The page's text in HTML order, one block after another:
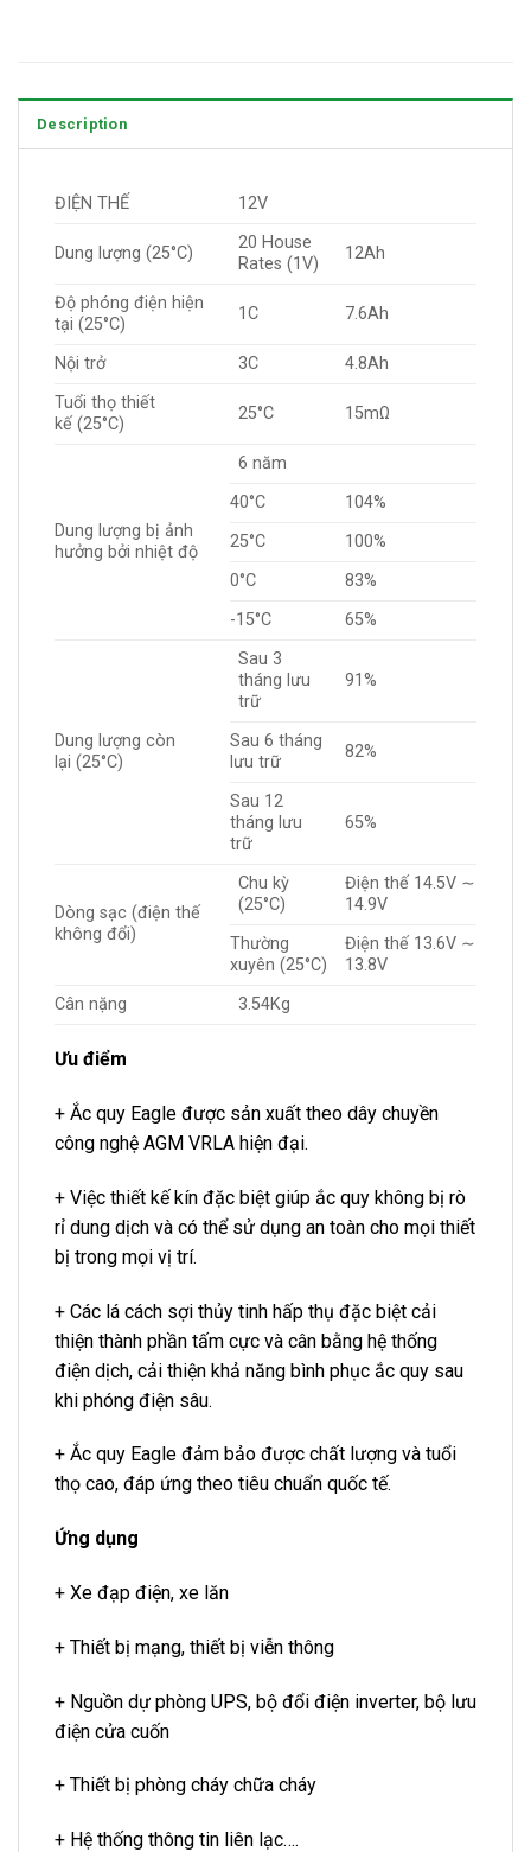
Description
ĐIỆN THẾ 12V
Dung lượng (25°C)
20 House
Rates (1V)
12Ah
Độ phóng điện hiện
tại (25°C)
1C 7.6Ah
Nội trở 3C
4.8Ah
Tuổi thọ thiết
kế (25°C)
25°C 15mΩ
Dung lượng bị ảnh
hưởng bởi nhiệt độ
6 năm
40°C
104%
25°C
100%
0°C
83%
-15°C
65%
Dung lượng còn
lại (25°C)
Sau 3
tháng lưu
trữ
91%
Sau 6 tháng
lưu trữ
82%
Sau 12
tháng lưu
trữ
65%
Dòng sạc (điện thế
không đổi)
Chu kỳ
(25°C)
Điện thế 14.5V ∼
14.9V
Thường
xuyên (25°C)
Điện thế 13.6V ∼
13.8V
Cân nặng
3.54Kg
Ưu điểm
+ Ắc quy Eagle được sản xuất theo dây chuyền
công nghệ AGM VRLA hiện đại.
+ Việc thiết kế kín đặc biệt giúp ắc quy không bị rò
rỉ dung dịch và có thể sử dụng an toàn cho mọi thiết
bị trong mọi vị trí.
+ Các lá cách sợi thủy tinh hấp thụ đặc biệt cải
thiện thành phần tấm cực và cân bằng hệ thống
điện dịch, cải thiện khả năng bình phục ắc quy sau
khi phóng điện sâu.
+ Ắc quy Eagle đảm bảo được chất lượng và tuổi
thọ cao, đáp ứng theo tiêu chuẩn quốc tế.
Ứng dụng
+ Xe đạp điện, xe lăn
+ Thiết bị mạng, thiết bị viễn thông
+ Nguồn dự phòng UPS, bộ đổi điện inverter, bộ lưu
điện cửa cuốn
+ Thiết bị phòng cháy chữa cháy
+ Hệ thống thông tin liên lạc….